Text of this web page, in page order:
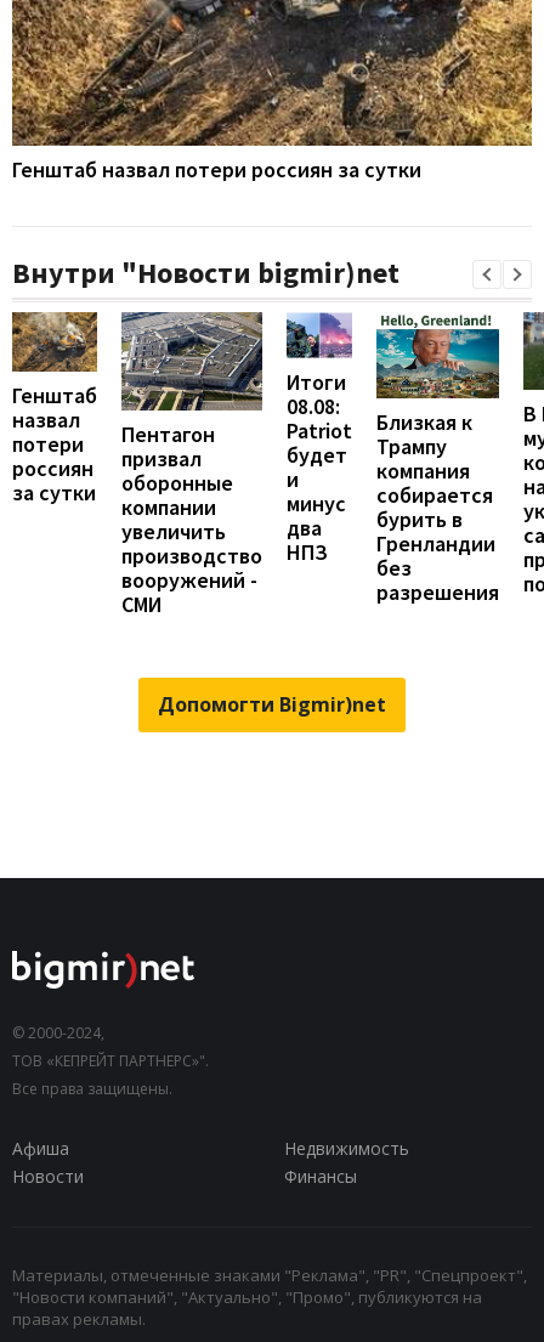
Генштаб назвал потери россиян за сутки
Внутри "Новости bigmir)net
Генштаб
назвал
потери
россиян
за сутки
Пентагон
призвал
оборонные
компании
увеличить
производство
вооружений -
СМИ
Итоги
08.08:
Patriot
будет
и
минус
два
НПЗ
Близкая к
Трампу
компания
собирается
бурить в
Гренландии
без
разрешения
В
Допомогти Bigmir)net
© 2000-2024,
ТОВ «КЕПРЕЙТ ПАРТНЕРС»".
Все права защищены.
Афиша
Недвижимость
Новости
Финансы
Материалы, отмеченные знаками "Реклама", "PR", "Спецпроект",
"Новости компаний", "Актуально", "Промо", публикуются на
правах рекламы.